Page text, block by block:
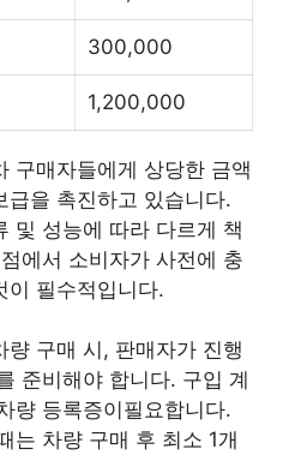
300,000
1,200,000
구매자들에게 상당한 금액
급을 촉진하고 있습니다.
및 성능에 따라 다르게 책
에서 소비자가 사전에 충
이 필수적입니다.
량 구매 시, 판매자가 진행
준비해야 합니다. 구입 계
량 등록증이필요합니다.
는 차량 구매 후 최소 1개